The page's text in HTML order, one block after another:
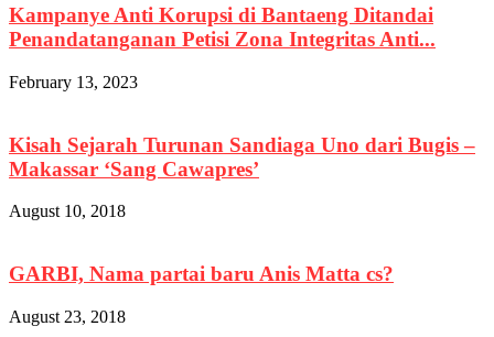
Kampanye Anti Korupsi di Bantaeng Ditandai
Penandatanganan Petisi Zona Integritas Anti...
February 13, 2023
Kisah Sejarah Turunan Sandiaga Uno dari Bugis –
Makassar ‘Sang Cawapres’
August 10, 2018
GARBI, Nama partai baru Anis Matta cs?
August 23, 2018